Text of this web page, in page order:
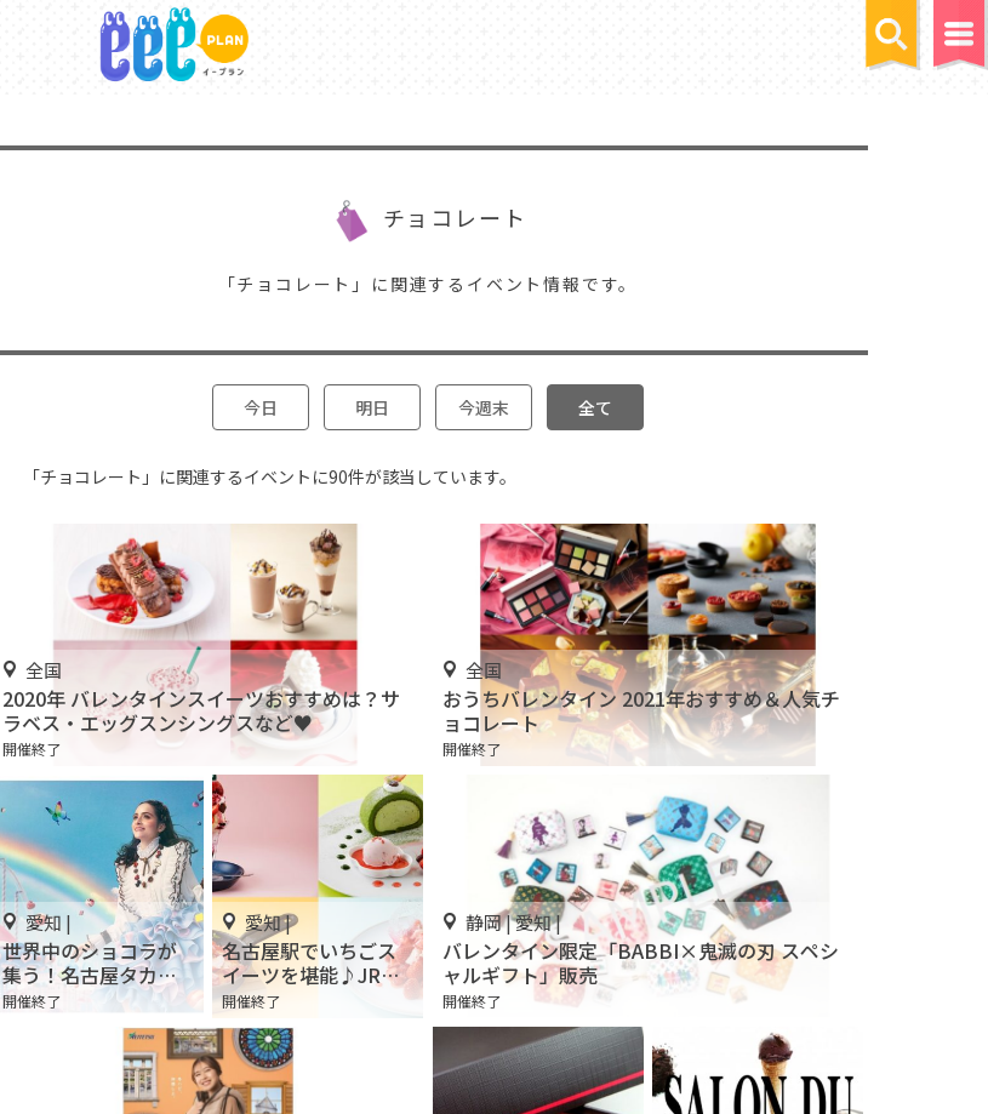
愛知 | 三重
東海エリアにある「日
本の屋外型テーマパー
ク敷地面積ランキン
グ」入りしているテー
マパーク！
愛知 |
名古屋観光といえば
「名古屋城」！2匹の金
鯱を見に行こう
開催中
静岡
お茶と田舎と、時々ご
飯♪静岡満喫「マルモ
農園」
開催中
チョコレート
「チョコレート」に関連するイベント情報です。
今日 明日 今週末 全て
「チョコレート」に関連するイベントに90件が該当しています。
全国
2020年 バレンタインスイーツおすすめは？サ
ラベス・エッグスンシングスなど♥
開催終了
全国
おうちバレンタイン 2021年おすすめ＆人気チ
ョコレート
開催終了
愛知 |
世界中のショコラが
集う！名古屋タカシ
マヤで「2022 アムー
ル・デュ・ショコ
開催終了
愛知 |
名古屋駅でいちごス
イーツを堪能♪JRセ
ントラルタワーズ・
JRゲートタワーに行
こう！
開催終了
静岡 | 愛知 |
バレンタイン限定「BABBI×鬼滅の刃 スペシ
ャルギフト」販売
開催終了